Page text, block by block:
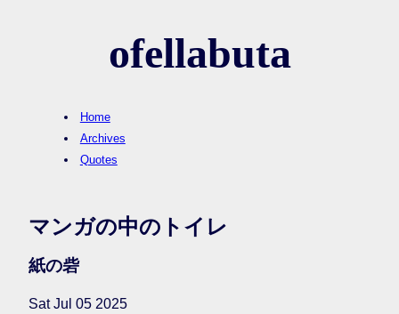
ofellabuta
Home
Archives
Quotes
マンガの中のトイレ
紙の砦
Sat Jul 05 2025